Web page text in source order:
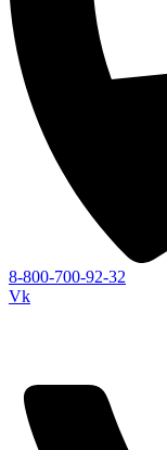
8-800-700-92-32
Vk